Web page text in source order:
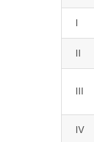
I
II
III
IV